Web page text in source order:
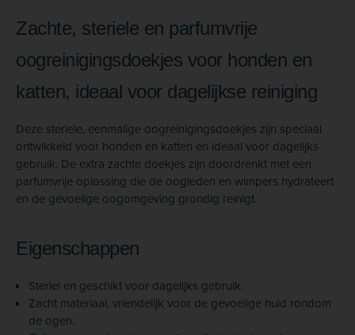
Zachte, steriele en parfumvrije
oogreinigingsdoekjes voor honden en
katten, ideaal voor dagelijkse reiniging
Deze steriele, eenmalige oogreinigingsdoekjes zijn speciaal
ontwikkeld voor honden en katten en ideaal voor dagelijks
gebruik. De extra zachte doekjes zijn doordrenkt met een
parfumvrije oplossing die de oogleden en wimpers hydrateert
en de gevoelige oogomgeving grondig reinigt.
Eigenschappen
Steriel en geschikt voor dagelijks gebruik.
Zacht materiaal, vriendelijk voor de gevoelige huid rondom
de ogen.